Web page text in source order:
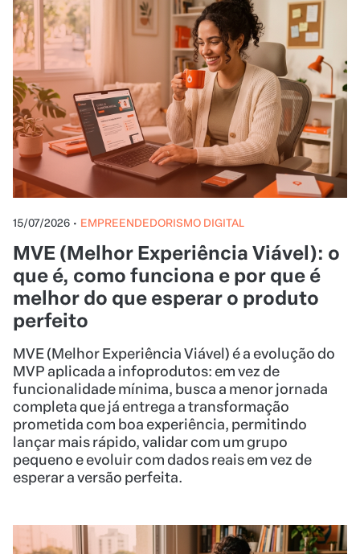
15/07/2026 • EMPREENDEDORISMO DIGITAL
MVE (Melhor Experiência Viável): o
que é, como funciona e por que é
melhor do que esperar o produto
perfeito
MVE (Melhor Experiência Viável) é a evolução do
MVP aplicada a infoprodutos: em vez de
funcionalidade mínima, busca a menor jornada
completa que já entrega a transformação
prometida com boa experiência, permitindo
lançar mais rápido, validar com um grupo
pequeno e evoluir com dados reais em vez de
esperar a versão perfeita.